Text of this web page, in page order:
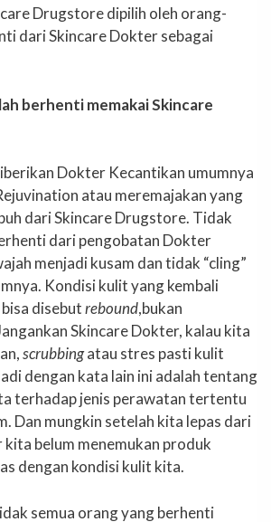
Drugstore dipilih oleh orang-
dari Skincare Dokter sebagai
berhenti memakai Skincare
Dokter Kecantikan umumnya
atau meremajakan yang
dari Skincare Drugstore. Tidak
dari pengobatan Dokter
menjadi kusam dan tidak “cling”
Kondisi kulit yang kembali
disebutrebound,bukan
Skincare Dokter, kalau kita
scrubbingatau stres pasti kulit
dengan kata lain ini adalah tentang
terhadap jenis perawatan tertentu
Dan mungkin setelah kita lepas dari
belum menemukan produk
dengan kondisi kulit kita.
semua orang yang berhenti